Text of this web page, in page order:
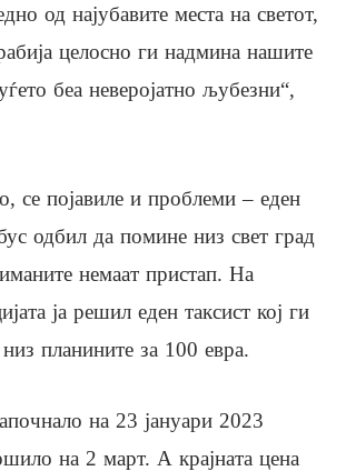
од најубавите места на светот,
целосно ги надмина нашите
беа неверојатно љубезни“,
се појавиле и проблеми – еден
одбил да помине низ свет град
немаат пристап. На
ја решил еден таксист кој ги
планините за 100 евра.
на 23 јануари 2023
на 2 март. А крајната цена